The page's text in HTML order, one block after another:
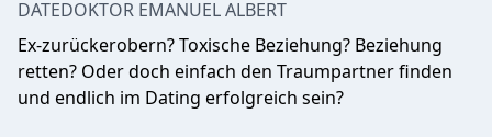
DATEDOKTOR EMANUEL ALBERT
Ex-zurückerobern? Toxische Beziehung? Beziehung
retten? Oder doch einfach den Traumpartner finden
und endlich im Dating erfolgreich sein?